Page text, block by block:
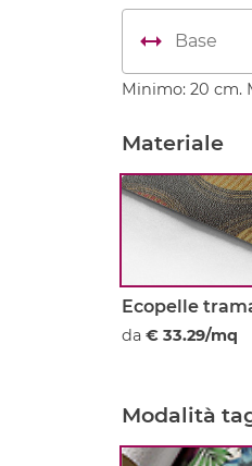
Minimo: 20 cm.
Materiale
Ecopelle
da € 33.29/mq
Modalità